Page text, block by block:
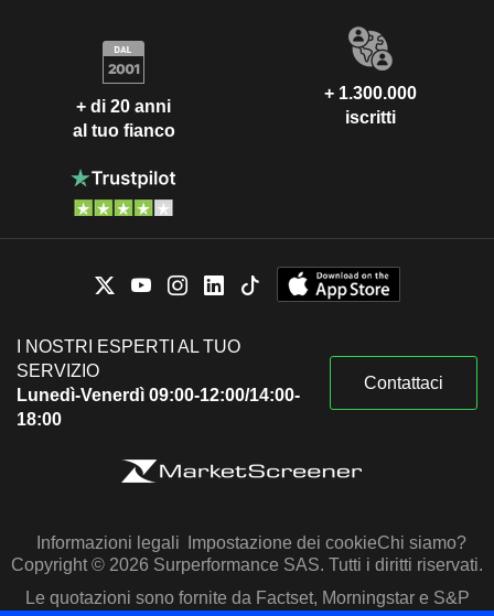
+ di 20 anni
al tuo fianco
+ 1.300.000
iscritti
I NOSTRI ESPERTI AL TUO
SERVIZIO
Lunedì-Venerdì 09:00-12:00/14:00-
18:00
Contattaci
Informazioni legali Impostazione dei cookieChi siamo?
Copyright © 2026 Surperformance SAS. Tutti i diritti riservati.
Le quotazioni sono fornite da Factset, Morningstar e S&P